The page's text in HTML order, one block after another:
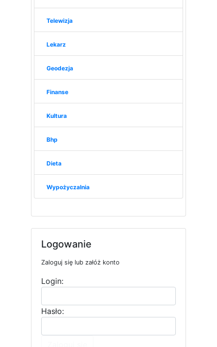
Telewizja
Lekarz
Geodezja
Finanse
Kultura
Bhp
Dieta
Wypożyczalnia
Logowanie
Zaloguj się lub załóż konto
Login:
Hasło: